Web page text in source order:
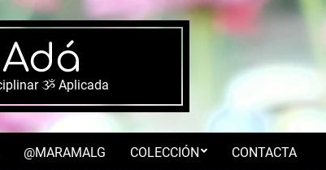
ૐ Aplicada
@MARAMALG COLECCIÓN CONTACTA